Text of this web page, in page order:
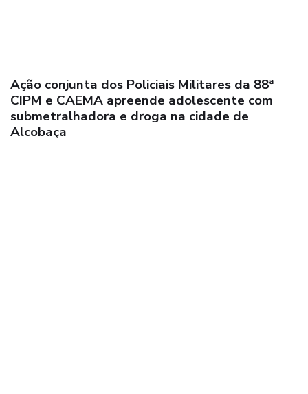
89ª CIPM: Guarnição do PETO apreende drogas
na comunidade de Argolo, em Nova Viçosa;
suspeitos atiram contra os policiais e
conseguem fugir